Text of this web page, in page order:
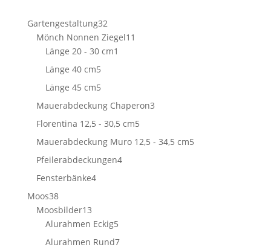
Gartengestaltung3232
Produkte
Mönch Nonnen Ziegel11
Länge 20 - 30 cm1
Länge 40 cm55
Produkte
Länge 45 cm55
Produkte
Mauerabdeckung Chaperon33
Florentina 12,5 - 30,5 cm55
Produkte
Mauerabdeckung Muro 12,5 - 34,5 cm55
Pfeilerabdeckungen44
Fensterbänke44
Moos3838
Produkte
Moosbilder1313
Produkte
Alurahmen Eckig55
Produkte
Alurahmen Rund77